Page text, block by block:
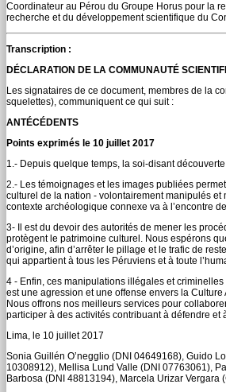
Coordinateur au Pérou du Groupe Horus pour la
recherche et du développement scientifique du
Transcription :
DÉCLARATION DE LA COMMUNAUTÉ
Les signataires de ce document, membres de la
squelettes), communiquent ce qui suit :
ANTÉCÉDENTS
Points exprimés le 10 juillet 2017
1.- Depuis quelque temps, la soi-disant
2.- Les témoignages et les images publiées
culturel de la nation - volontairement manipulés
contexte archéologique connexe va à l’encontre
3- Il est du devoir des autorités de mener les
protègent le patrimoine culturel. Nous espérons
d’origine, afin d’arrêter le pillage et le trafic de
qui appartient à tous les Péruviens et à toute
4 - Enfin, ces manipulations illégales et
est une agression et une offense envers la
Nous offrons nos meilleurs services pour
participer à des activités contribuant à défendre
Lima, le 10 juillet 2017
Sonia Guillén O’negglio (DNI 04649168), Guido
10308912), Mellisa Lund Valle (DNI 07763061),
Barbosa (DNI 48813194), Marcela Urizar Vergara